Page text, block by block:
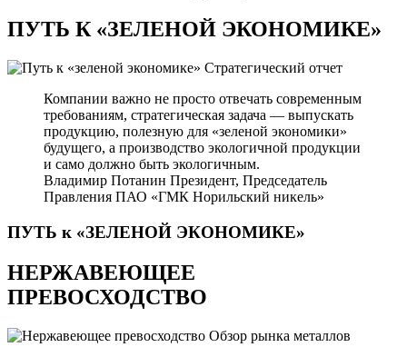
ПУТЬ К«ЗЕЛЕНОЙ ЭКОНОМИКЕ»
Стратегический отчет
Компании важно не просто отвечать современным
требованиям, стратегическая задача — выпускать
продукцию, полезную для «зеленой экономики»
будущего, а производство экологичной продукции
и само должно быть экологичным.
Владимир Потанин Президент, Председатель
Правления ПАО «ГМК Норильский никель»
ПУТЬ к «ЗЕЛЕНОЙ ЭКОНОМИКЕ»
НЕРЖАВЕЮЩЕЕ
ПРЕВОСХОДСТВО
Обзор рынка металлов